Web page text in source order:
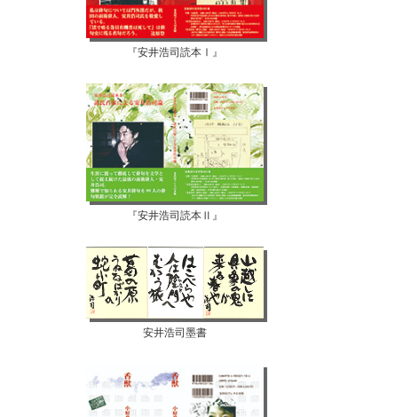
『安井浩司読本Ⅰ』
『安井浩司読本Ⅱ』
安井浩司墨書